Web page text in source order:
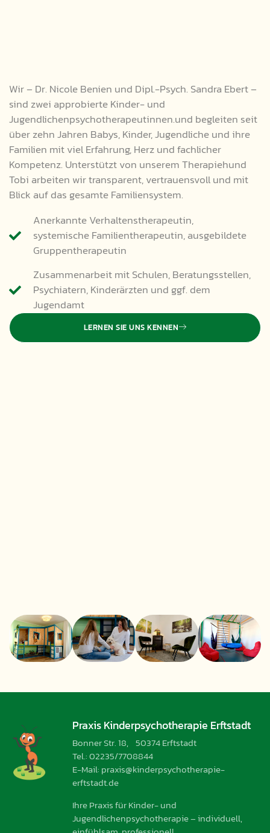
Wir – Dr. Nicole Benien und Dipl.-Psych. Sandra Ebert –
sind zwei approbierte Kinder- und
Jugendlichenpsychotherapeutinnen.und begleiten seit
über zehn Jahren Babys, Kinder, Jugendliche und ihre
Familien mit viel Erfahrung, Herz und fachlicher
Kompetenz. Unterstützt von unserem Therapiehund
Tobi arbeiten wir transparent, vertrauensvoll und mit
Blick auf das gesamte Familiensystem.
Anerkannte Verhaltenstherapeutin,
systemische Familientherapeutin, ausgebildete
Gruppentherapeutin
Zusammenarbeit mit Schulen, Beratungsstellen,
Psychiatern, Kinderärzten und ggf. dem
Jugendamt
LERNEN SIE UNS KENNEN
Praxis Kinderpsychotherapie Erftstadt
Bonner Str. 18, 50374 Erftstadt
Tel.: 02235/7708844
E-Mail: praxis@kinderpsychotherapie-
erftstadt.de
Ihre Praxis für Kinder- und
Jugendlichenpsychotherapie – individuell,